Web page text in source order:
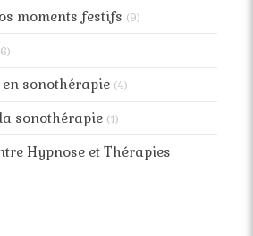
moments festifs (9)
sonothérapie (4)
sonothérapie (1)
Hypnose et Thérapies